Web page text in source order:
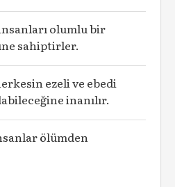
olumlu bir
sahiptirler.
ezeli ve ebedi
inanılır.
ölümden